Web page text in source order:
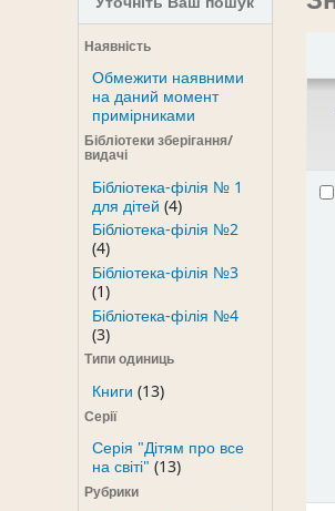
Наявність
Обмежити наявними
на даний момент
примірниками
Бібліотеки зберігання/
видачі
Бібліотека-філія № 1
для дітей (4)
Бібліотека-філія №2
(4)
Бібліотека-філія №3
(1)
Бібліотека-філія №4
(3)
Типи одиниць
Книги (13)
Серії
Серія "Дітям про все
на світі" (13)
Рубрики